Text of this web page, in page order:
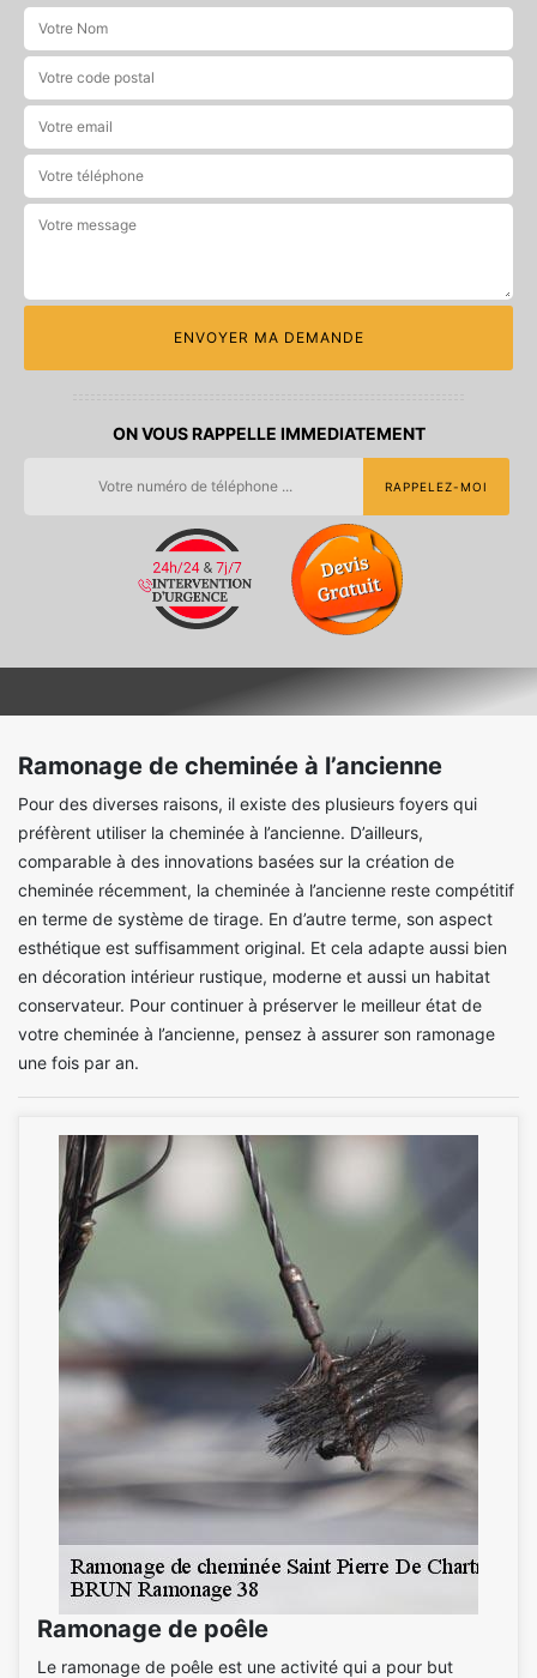
ON VOUS RAPPELLE IMMEDIATEMENT
Ramonage de cheminée à l’ancienne
Pour des diverses raisons, il existe des plusieurs foyers qui
préfèrent utiliser la cheminée à l’ancienne. D’ailleurs,
comparable à des innovations basées sur la création de
cheminée récemment, la cheminée à l’ancienne reste compétitif
en terme de système de tirage. En d’autre terme, son aspect
esthétique est suffisamment original. Et cela adapte aussi bien
en décoration intérieur rustique, moderne et aussi un habitat
conservateur. Pour continuer à préserver le meilleur état de
votre cheminée à l’ancienne, pensez à assurer son ramonage
une fois par an.
Ramonage de poêle
Le ramonage de poêle est une activité qui a pour but